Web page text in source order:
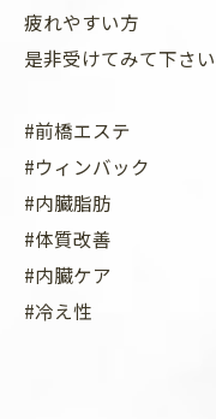
疲れやすい方
是非受けてみて下さい
#前橋エステ
#ウィンバック
#内臓脂肪
#体質改善
#内臓ケア
#冷え性